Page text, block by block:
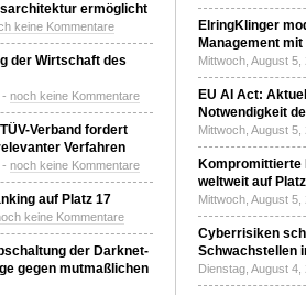
ermöglicht
keine Kommentare
der Wirtschaft des
noch keine Kommentare
Verband fordert
Verfahren
noch keine Kommentare
auf Platz 17
keine Kommentare
der Darknet-
gegen mutmaßlichen
ElringKlinger
Management
Mittwoch, August
EU AI Act:
Notwendigkeit
Mittwoch, August
Kompromittierte
weltweit auf
Mittwoch, August
Cyberrisiken
Schwachstellen
Dienstag, August